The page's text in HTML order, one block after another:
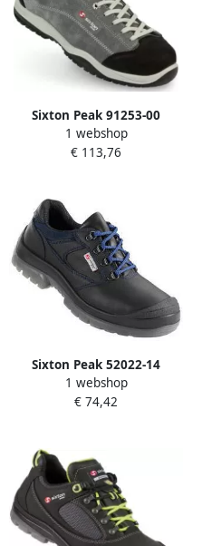
Sixton Peak 91253-00
Pasitos LG S3 ESD Grijs
11.091.065.39
1 webshop
€ 113,76
Sixton Peak 52022-14
Kentucky LG S3 Zwart
11.091.093.44
1 webshop
€ 74,42